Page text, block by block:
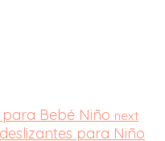
para Bebé Niño next
para Niño